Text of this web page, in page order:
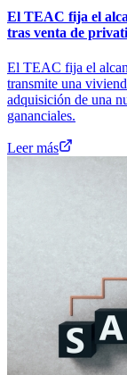
El TEAC fija el
tras venta de
El TEAC fija el
transmite una
adquisición de una
gananciales.
Leer más